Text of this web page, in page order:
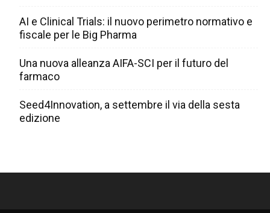
AI e Clinical Trials: il nuovo perimetro normativo e
fiscale per le Big Pharma
Una nuova alleanza AIFA-SCI per il futuro del
farmaco
Seed4Innovation, a settembre il via della sesta
edizione